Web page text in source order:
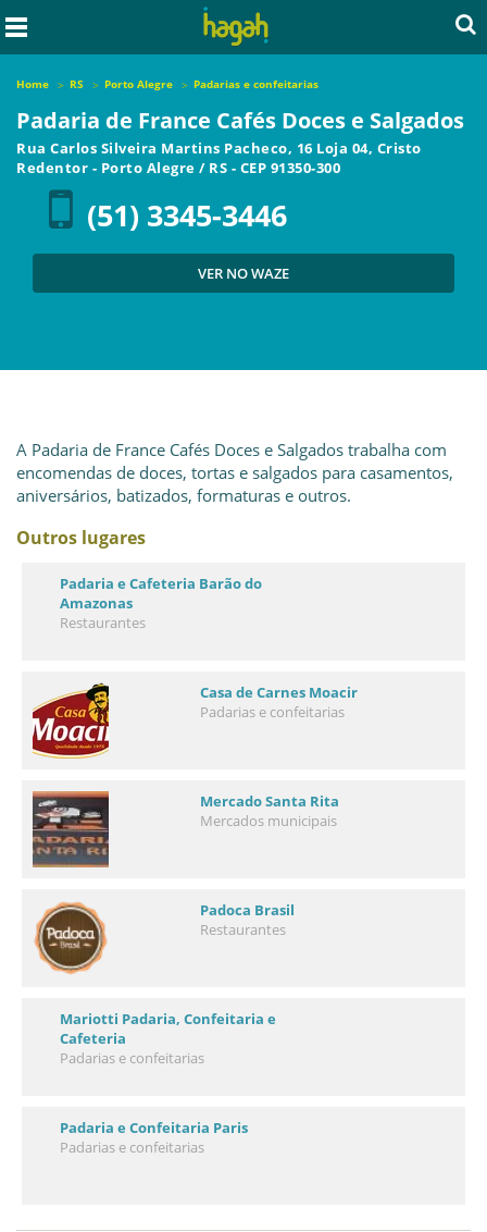
Home RS Porto Alegre Padarias e confeitarias
Padaria de France Cafés Doces e Salgados
Rua Carlos Silveira Martins Pacheco, 16 Loja 04, Cristo
Redentor - Porto Alegre / RS - CEP 91350-300
(51) 3345-3446
VER NO WAZE
A Padaria de France Cafés Doces e Salgados trabalha com
encomendas de doces, tortas e salgados para casamentos,
aniversários, batizados, formaturas e outros.
Outros lugares
Padaria e Cafeteria Barão do
Amazonas
Restaurantes
Casa de Carnes Moacir
Padarias e confeitarias
Mercado Santa Rita
Mercados municipais
Padoca Brasil
Restaurantes
Mariotti Padaria, Confeitaria e
Cafeteria
Padarias e confeitarias
Padaria e Confeitaria Paris
Padarias e confeitarias